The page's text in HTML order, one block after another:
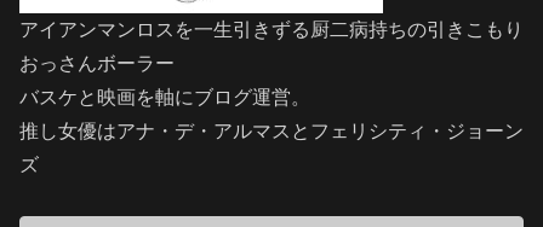
アイアンマンロスを一生引きずる厨二病持ちの引きこもり
おっさんボーラー
バスケと映画を軸にブログ運営。
推し女優はアナ・デ・アルマスとフェリシティ・ジョーン
ズ